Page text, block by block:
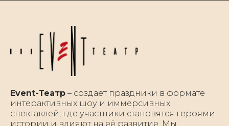
Event-Театр – создает праздники в формате
интерактивных шоу и иммерсивных
спектаклей, где участники становятся героями
истории и влияют на её развитие. Мы